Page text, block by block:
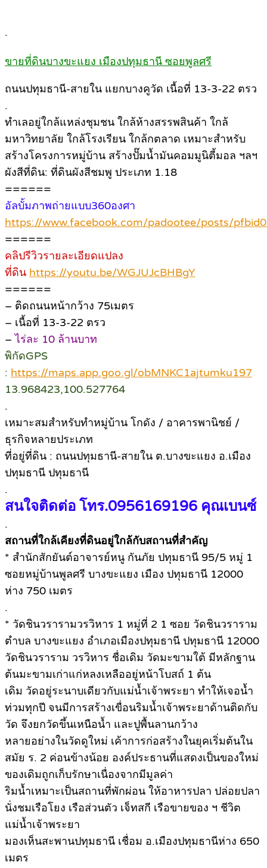
.
ขายที่ดินบางขะแยง เมืองปทุมธานี ซอยพูลศรี
ถนนปทุมธานี-สายใน แยกบางคูวัด เนื้อที่ 13-3-22 ตรว
.
ทำเลอยู่ใกล้แหล่งชุมชน ใกล้ห้างสรรพสินค้า ใกล้
มหาวิทยาลัย ใกล้โรงเรียน ใกล้กตลาด เหมาะสำหรับ
สร้างโครงการหมู่บ้าน สร้างปั๊มน้ำมันคอมมูนิตี้มอล ฯลฯ
ผังสีที่ดิน: ที่ดินผังสีชมพู ประเภท 1.18
======
อัลบั้มภาพถ่ายแบบ360องศา
https://www.facebook.com/padootee/posts/
======
คลิปรีวิวรายละเอียดแปลง
ที่ดิน https://youtu.be/WGJUJcBHBgY
======
– ติดถนนหน้ากว้าง 75เมตร
– เนื้อที่ 13-3-22 ตรว
–ไร่ละ 10 ล้านบาท
พิกัดGPS
: https://maps.app.goo.gl/obMNKC1ajtumku197
13.968423,100.527764
.
เหมาะสมสำหรับทำหมู่บ้าน โกดัง / อาคารพานิชย์ /
ธุรกิจหลายประเภท
ที่อยู่ที่ดิน : ถนนปทุมธานี-สายใน ต.บางขะแยง อ.เมือง
ปทุมธานี ปทุมธานี
.
สนใจติดต่อ โทร.0956169196 คุณเบนซ์
.
สถานที่ใกล้เคียงที่ดินอยู่ใกล้กับสถานที่สำคัญ
* สำนักสักยันต์อาจารย์หนู กันภัย ปทุมธานี 95/5 หมู่ 1
ซอยหมู่บ้านพูลศรี บางขะแยง เมือง ปทุมธานี 12000
ห่าง 750 เมตร
.
* วัดชินวรารามวรวิหาร 1 หมู่ที่ 2 1 ซอย วัดชินวราราม
ตำบล บางขะแยง อำเภอเมืองปทุมธานี ปทุมธานี 12000
วัดชินวราราม วรวิหาร ชื่อเดิม วัดมะขามใต้ มีหลักฐาน
ต้นมะขามเก่าแก่หลงเหลืออยู่หน้าโบสถ์ 1 ต้น
เดิม วัดอยู่ระนาบเดียวกับแม่น้ำเจ้าพระยา ทำให้เจอน้ำ
ท่วมทุกปี จนมีการสร้างเขื่อนริมน้ำเจ้าพระยาด้านติดกับ
วัด จึงยกวัดขึ้นเหนือน้ำ และปูพื้นลานกว้าง
หลายอย่างในวัดดูใหม่ เค้าการก่อสร้างในยุคเริ่มต้นใน
สมัย ร. 2 ค่อนข้างน้อย องค์ประธานที่แสดงเป็นของใหม่
ของเดิมถูกเก็บรักษาเนื่องจากมีมูลค่า
ริมน้ำเหมาะเป็นสถานที่พักผ่อน ให้อาหารปลา ปล่อยปลา
นั่งชมเรือโยง เรือส่วนตัว เจ็ทสกี เรือขายของ ฯ ชีวิต
แม่น้ำเจ้าพระยา
มองเห็นสะพานปทุมธานี เชื่อม อ.เมืองปทุมธานีห่าง 650
เมตร